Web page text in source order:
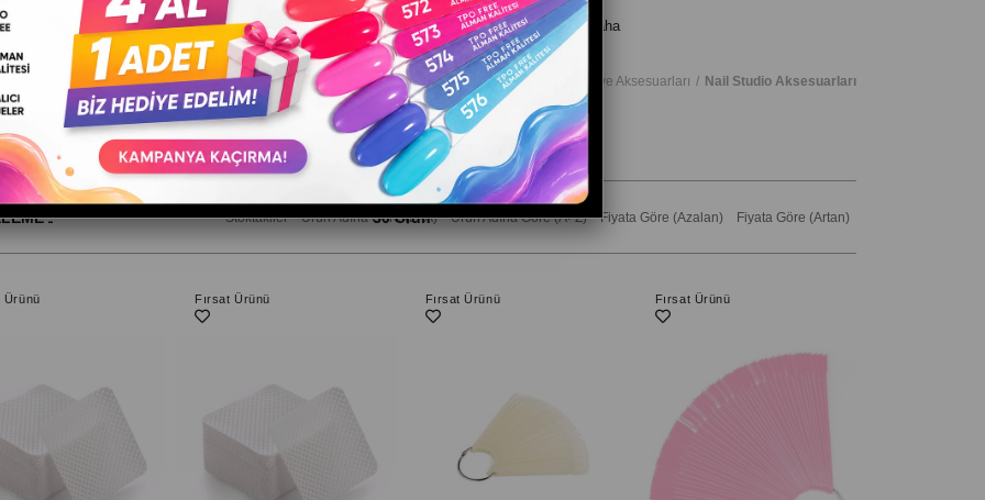
kullanımı hem de profesyonel eğitim süreçleri için ideal olan bu ürünler, çalışma alanınızı daha
işlevsel ve daha profesyonel hale getirmenize yardımcı olur.
Anasayfa Tırnak Ekipman ve Aksesuarları Nail Studio Aksesuarları
Aksesuarları
Fiyata Göre (Artan)
Fiyata Göre (Azalan)
Ürün Adına Göre (A>Z)
Ürün Adına Göre (Z<A)
Stoktakiler 30 Ürün
Ürünü Fırsat Ürünü Fırsat Ürünü Fırsat Ürünü